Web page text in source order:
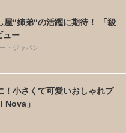
屋“姉弟“の活躍に期待！ 「殺
ュー
・ジャパン
！小さくて可愛いおしゃれプ
Nova」